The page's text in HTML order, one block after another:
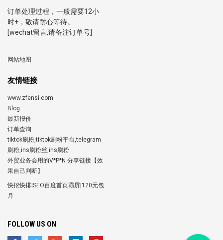
订单处理过程，一般需要12小
时+，敬请耐心等待。
[wechat留言,请备注订单号]
网站地图
友情链接
www.zfensi.com
Blog
最新报价
订单查询
tiktok刷粉,tiktok刷粉平台,telegram
刷粉,ins刷粉丝,ins刷粉
外贸业务会用的V*P*N 分享链接【效
果自己判断】
快挖快排|SEO百度首页霸屏|120元包
月
FOLLOW US ON